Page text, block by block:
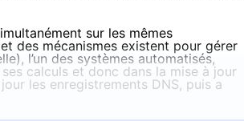
sur les mêmes
des mécanismes existent pour gérer
l’un des systèmes automatisés,
calculs et donc dans la mise à jour
les enregistrements DNS, puis a